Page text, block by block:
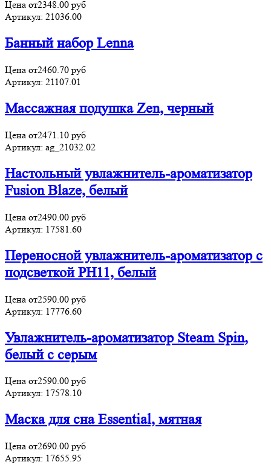
Цена от2348.00 руб
Артикул: 21036.00
Банный набор Lenna
Цена от2460.70 руб
Артикул: 21107.01
Массажная подушка Zen, черный
Цена от2471.10 руб
Артикул: ag_21032.02
Настольный увлажнитель-ароматизатор
Fusion Blaze, белый
Цена от2490.00 руб
Артикул: 17581.60
Переносной увлажнитель-ароматизатор с
подсветкой PH11, белый
Цена от2590.00 руб
Артикул: 17776.60
Увлажнитель-ароматизатор Steam Spin,
белый с серым
Цена от2590.00 руб
Артикул: 17578.10
Маска для сна Essential, мятная
Цена от2690.00 руб
Артикул: 17655.95